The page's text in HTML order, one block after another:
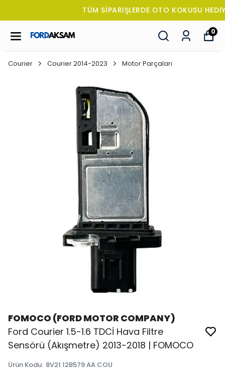
TÜM SİPARİŞLERDE OTO KOKUSU HEDİYE!
0
Courier Courier 2014-2023 Motor Parçaları
FOMOCO (FORD MOTOR COMPANY)
Ford Courier 1.5-1.6 TDCİ Hava Filtre
Sensörü (Akışmetre) 2013-2018 | FOMOCO
Ürün Kodu: 8V21 12B579 AA COU